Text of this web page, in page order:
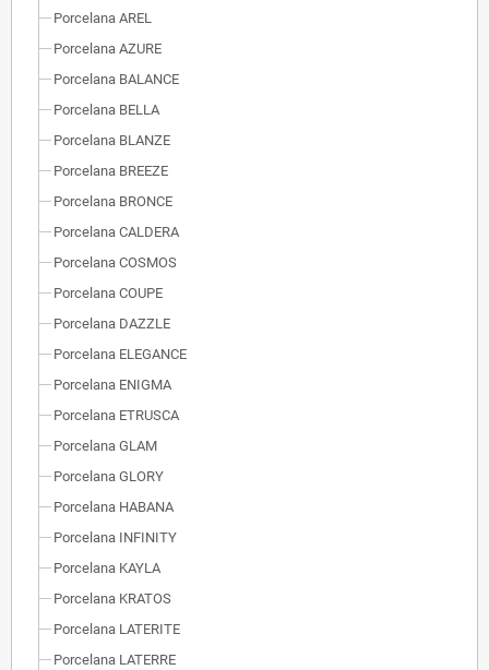
Porcelana AREL
Porcelana AZURE
Porcelana BALANCE
Porcelana BELLA
Porcelana BLANZE
Porcelana BREEZE
Porcelana BRONCE
Porcelana CALDERA
Porcelana COSMOS
Porcelana COUPE
Porcelana DAZZLE
Porcelana ELEGANCE
Porcelana ENIGMA
Porcelana ETRUSCA
Porcelana GLAM
Porcelana GLORY
Porcelana HABANA
Porcelana INFINITY
Porcelana KAYLA
Porcelana KRATOS
Porcelana LATERITE
Porcelana LATERRE